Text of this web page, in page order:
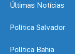
Últimas Notícias
Política Salvador
Política Bahia